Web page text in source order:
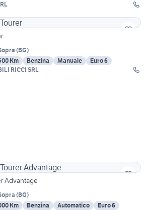
(BG)
Km Benzina Manuale
Euro 6
RICCI SRL
Advantage
(BG)
Km Benzina Automatico
Euro 6